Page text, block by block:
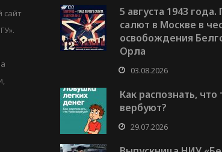
сайт
5 августа 1943
салют в Москве в
освобождения
Орла
03.08.2026
Как распознать, что
вербуют?
29.07.2026